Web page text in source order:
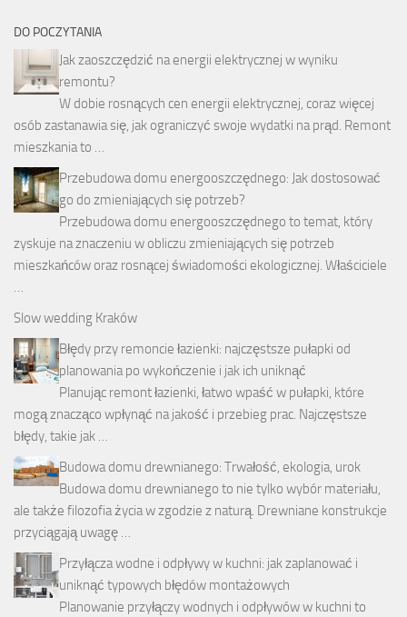
DO POCZYTANIA
Jak zaoszczędzić na energii elektrycznej w wyniku
remontu?
W dobie rosnących cen energii elektrycznej, coraz więcej
osób zastanawia się, jak ograniczyć swoje wydatki na prąd. Remont
mieszkania to …
Przebudowa domu energooszczędnego: Jak dostosować
go do zmieniających się potrzeb?
Przebudowa domu energooszczędnego to temat, który
zyskuje na znaczeniu w obliczu zmieniających się potrzeb
mieszkańców oraz rosnącej świadomości ekologicznej. Właściciele
…
Slow wedding Kraków
Błędy przy remoncie łazienki: najczęstsze pułapki od
planowania po wykończenie i jak ich uniknąć
Planując remont łazienki, łatwo wpaść w pułapki, które
mogą znacząco wpłynąć na jakość i przebieg prac. Najczęstsze
błędy, takie jak …
Budowa domu drewnianego: Trwałość, ekologia, urok
Budowa domu drewnianego to nie tylko wybór materiału,
ale także filozofia życia w zgodzie z naturą. Drewniane konstrukcje
przyciągają uwagę …
Przyłącza wodne i odpływy w kuchni: jak zaplanować i
uniknąć typowych błędów montażowych
Planowanie przyłączy wodnych i odpływów w kuchni to